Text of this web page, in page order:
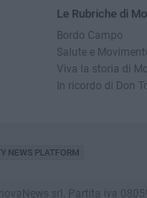
Le Rubriche di
Bordo Campo
Salute e
Viva la storia di
In ricordo di Don
NEWS PLATFORM
srl. Partita iva